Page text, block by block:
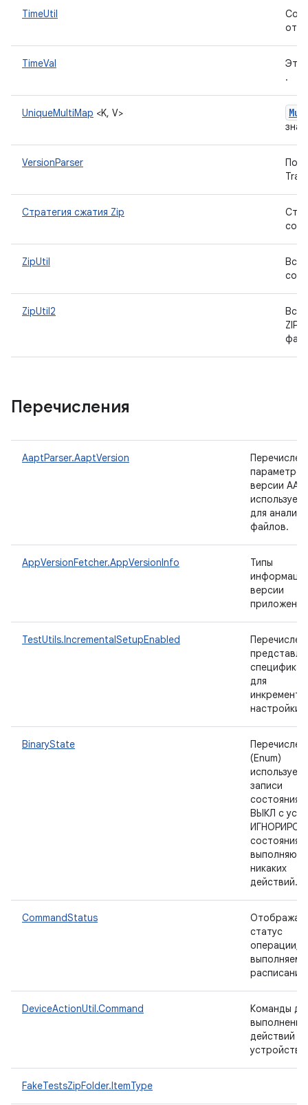
TimeUtil
от
TimeVal
Это
.
UniqueMultiMap <K, V>
VersionParser
Стратегия сжатия Zip
ZipUtil
со
ZipUtil2
ZIP-
Перечисления
AaptParser.AaptVersion
параметров
версии
для
файлов.
AppVersionFetcher.AppVersionInfo
Типы
версии
TestUtils.IncrementalSetupEnabled
для
настройки.
BinaryState
(Enum)
записи
состояния
ВЫКЛ с
состояния,
никаких
действий.
CommandStatus
статус
операции,
DeviceActionUtil.Command
Команды
выполнения
действий
FakeTestsZipFolder.ItemType